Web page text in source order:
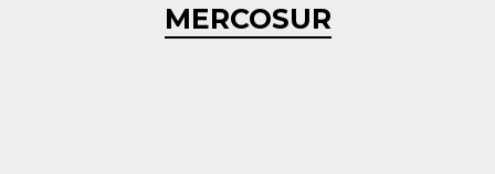
MERCOSUR